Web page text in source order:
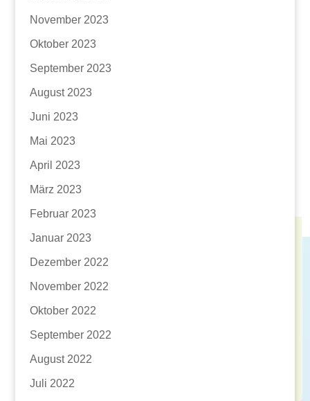
November 2023
Oktober 2023
September 2023
August 2023
Juni 2023
Mai 2023
April 2023
März 2023
Februar 2023
Januar 2023
Dezember 2022
November 2022
Oktober 2022
September 2022
August 2022
Juli 2022